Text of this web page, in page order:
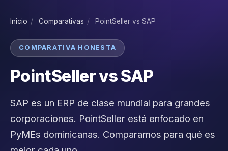
Inicio / Comparativas / PointSeller vs SAP
COMPARATIVA HONESTA
PointSeller vs SAP
SAP es un ERP de clase mundial para grandes
corporaciones. PointSeller está enfocado en
PyMEs dominicanas. Comparamos para qué es